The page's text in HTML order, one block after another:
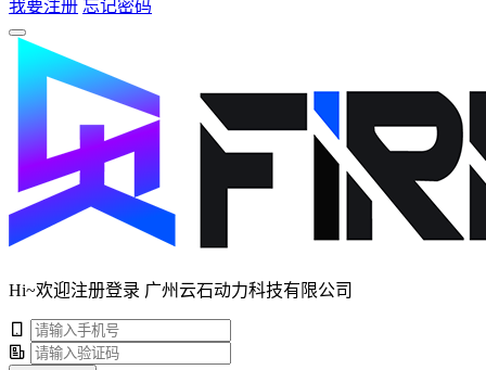
我要注册 忘记密码
Hi~欢迎注册登录 广州云石动力科技有限公司